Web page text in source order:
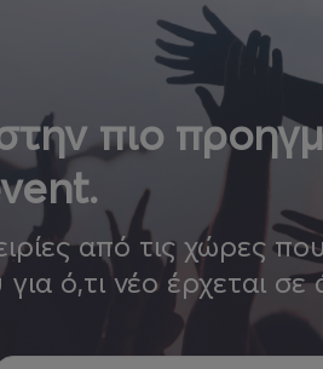
πιο
από τις χώρες
ό,τι νέο έρχεται σε